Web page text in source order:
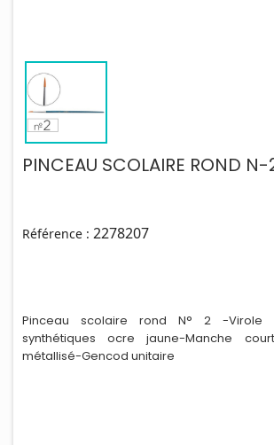
PINCEAU SCOLAIRE ROND N-
Référence : 2278207
Pinceau scolaire rond N° 2 -Virole
synthétiques ocre jaune-Manche
métallisé-Gencod unitaire